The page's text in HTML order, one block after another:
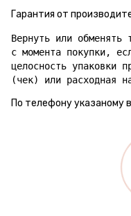
Гарантия от
Вернуть или обменять
с момента покупки,
целосность упаковки
(чек) или расходная
По телефону указаному